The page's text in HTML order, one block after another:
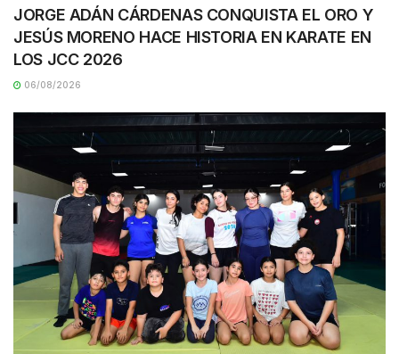
JORGE ADÁN CÁRDENAS CONQUISTA EL ORO Y
JESÚS MORENO HACE HISTORIA EN KARATE EN
LOS JCC 2026
06/08/2026